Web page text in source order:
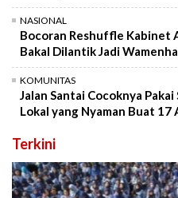
NASIONAL
Bocoran Reshuffle Kabinet
Bakal Dilantik Jadi
KOMUNITAS
Jalan Santai Cocoknya
Lokal yang Nyaman Buat 17
Terkini